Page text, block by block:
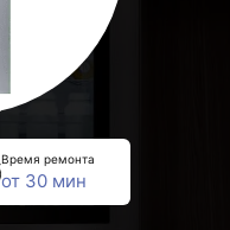
Время ремонта
от 30 мин